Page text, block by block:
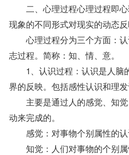
二、心理过程心理过程即心
现象的不同形式对现实的动态反
心理过程分为三个方面：认
志过程。简称：知、情、意。
1、认识过程：认识是人脑
界的反映。包括感性认识和理发
主要是通过人的感觉、知觉
动来完成的。
感觉：对事物个别属性的认
知觉：人们对事物的个别属